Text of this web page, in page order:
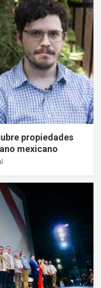
propiedades
mexicano